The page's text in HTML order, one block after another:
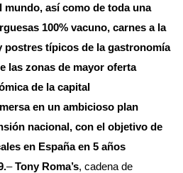
mundo, así como de toda una
100% vacuno, carnes a la
postres típicos de la gastronomía
las zonas de mayor oferta
de la capital
en un ambicioso plan
nacional, con el objetivo de
en España en 5 años
–Tony Roma’s, cadena de